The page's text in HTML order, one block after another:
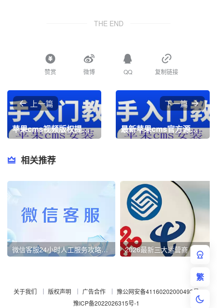
THE END
赞赏 微博 QQ 复制链接
上一篇
苹果cms视频版权提示信息设置教程
下一篇
最新苹果cms官方源码系统
相关推荐
微信客服24小时人工服务攻略！亲测3分钟内接通，速存备用！
关于我们 版权声明 广告合作
豫公网安备41160202000493号
豫ICP备2022026315号-1
繁